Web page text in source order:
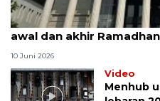
MK uji materi UU
awal dan akhir Ramadhan
10 Juni 2026
Video
Menhub